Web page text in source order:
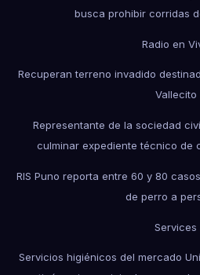
busca prohibir corridas
Radio en
Recuperan terreno invadido
Vallecito
Representante de la sociedad
culminar expediente técnico de
RIS Puno reporta entre 60 y 80
de perro a
Services
Servicios higiénicos del mercado